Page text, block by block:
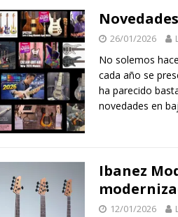
26/01/2026
No solemos
cada año se
ha parecido
novedades en
Ibanez
12/01/2026